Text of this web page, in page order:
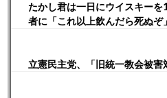
たかし君は一日にウイスキー
者に「これ以上飲んだら死ぬぞ
立憲民主党、「旧統一教会被害